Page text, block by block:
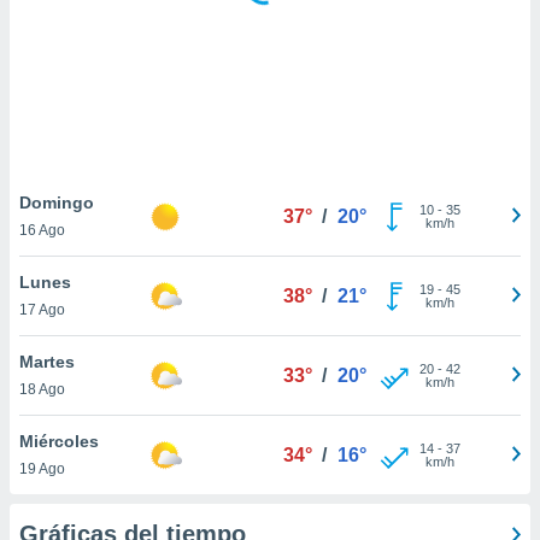
únicos
similares
como
IP
posible
traten tus
en
Para
Domingo
16 Ago
37° / 20° 10- 35
km/h
Lunes
17 Ago
38° / 21° 19- 45
km/h
Martes
18 Ago
33° / 20° 20- 42
km/h
Miércoles
19 Ago
34° / 16° 14- 37
km/h
Gráficas del tiempo